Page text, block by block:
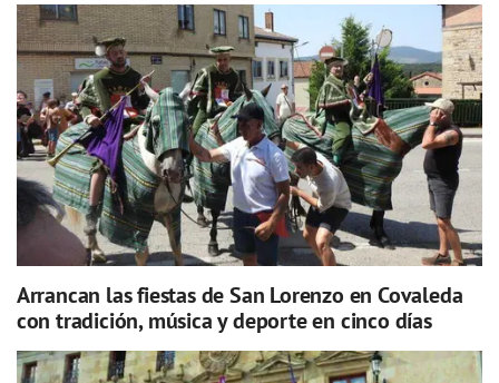
Arrancan las fiestas de San Lorenzo en Covaleda
con tradición, música y deporte en cinco días